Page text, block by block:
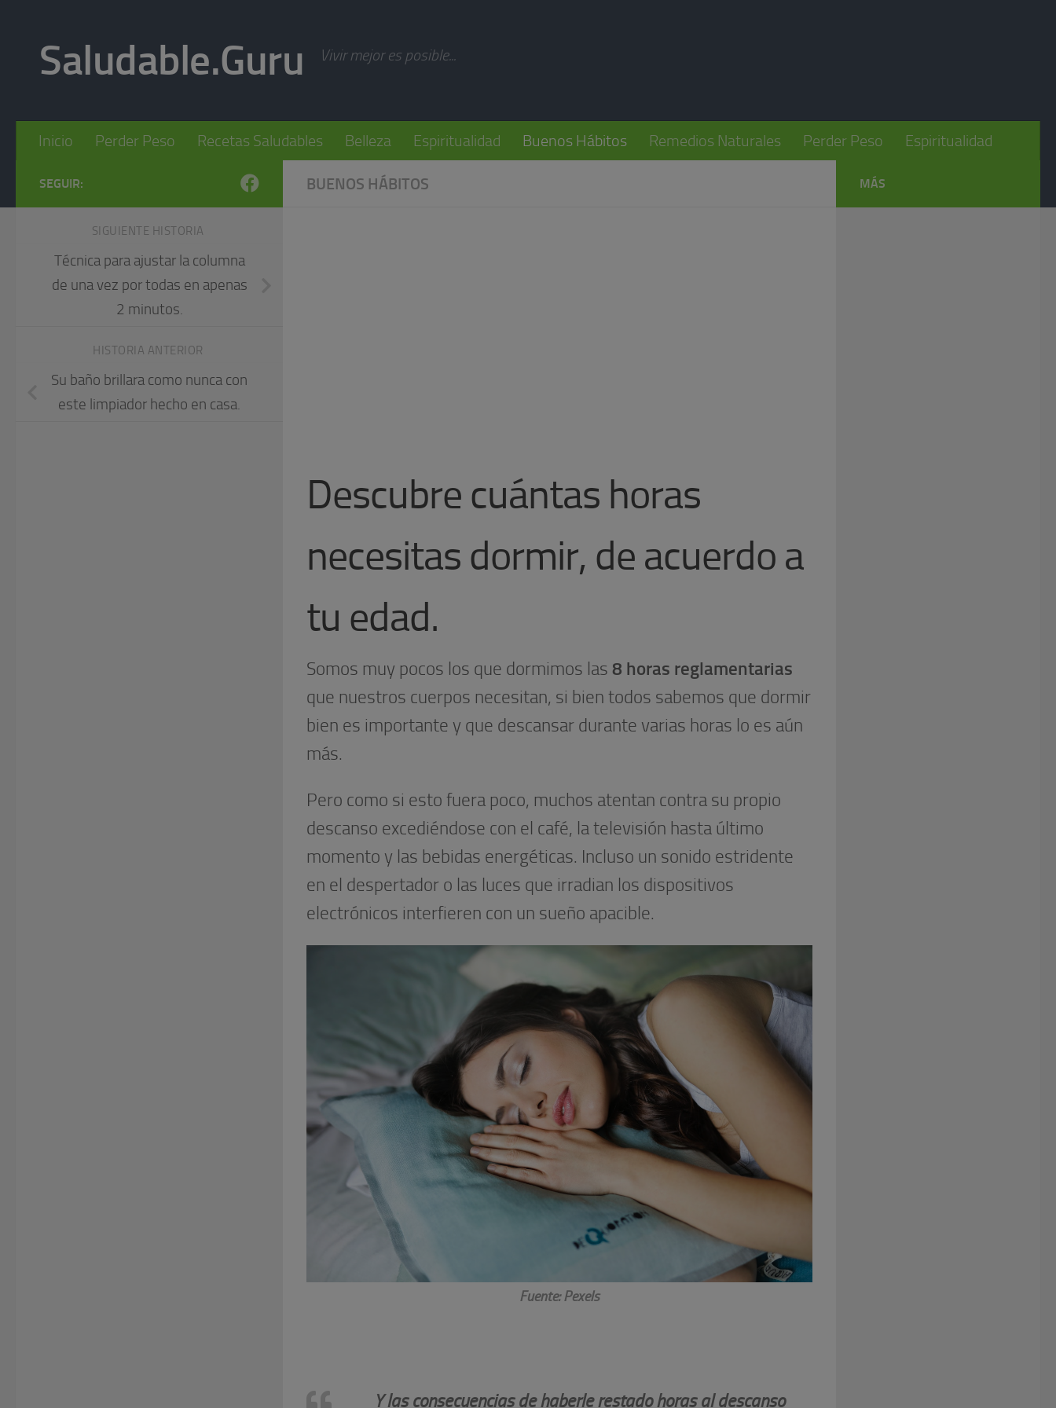
Saludable.Guru Vivir mejor es posible...
Inicio Perder Peso Recetas Saludables Belleza Espiritualidad Buenos Hábitos Remedios Naturales Perder Peso Espiritualidad
BUENOS HÁBITOS
Descubre cuántas horas
necesitas dormir, de acuerdo a
tu edad.
Somos muy pocos los que dormimos las 8 horas reglamentarias
que nuestros cuerpos necesitan, si bien todos sabemos que dormir
bien es importante y que descansar durante varias horas lo es aún
más.
Pero como si esto fuera poco, muchos atentan contra su propio
descanso excediéndose con el café, la televisión hasta último
momento y las bebidas energéticas. Incluso un sonido estridente
en el despertador o las luces que irradian los dispositivos
electrónicos interfieren con un sueño apacible.
Fuente: Pexels
Y las consecuencias de haberle restado horas al descanso
SEGUIR:
SIGUIENTE HISTORIA
Técnica para ajustar la columna
de una vez por todas en apenas
2 minutos.
HISTORIA ANTERIOR
Su baño brillara como nunca con
este limpiador hecho en casa.
MÁS